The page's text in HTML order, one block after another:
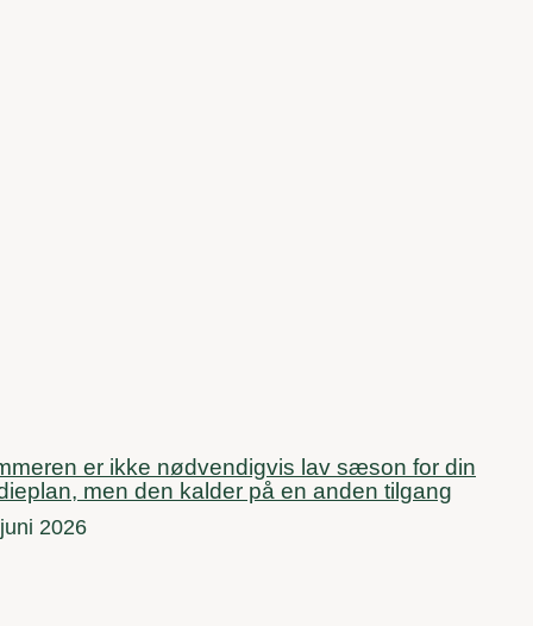
er ikke nødvendigvis lav sæson for din
men den kalder på en anden tilgang
2026